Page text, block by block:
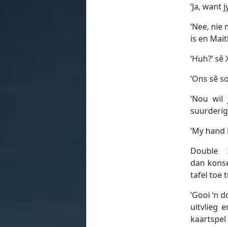
‘Ja, want
‘Nee,
is en
‘Huh?’
‘Ons sê
‘Nou
‘My
dan
tafel toe
‘Gooi ‘n
uitvlieg
kaartspel